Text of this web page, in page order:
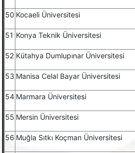
50 Kocaeli Üniversitesi
51 Konya Teknik Üniversitesi
52 Kütahya Dumlupınar Üniversitesi
53 Manisa Celal Bayar Üniversitesi
54 Marmara Üniversitesi
55 Mersin Üniversitesi
56 Muğla Sıtkı Koçman Üniversitesi